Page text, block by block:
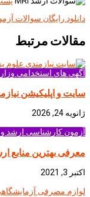
دانلود رايگان سوالات
مقالات مرتبط
آگهی های استخدامی
سایت و اپلیکیشن
ژانویه 24, 2026
آزمون کارشناسی ارشد
معرفی بهترین منابع
اکتبر 3, 2021
لوازم مصرفی